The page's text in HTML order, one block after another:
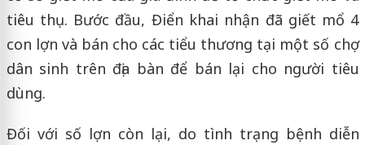
tiêu thụ. Bước đầu, Điển khai nhận đã giết mổ 4
con lợn và bán cho các tiểu thương tại một số chợ
dân sinh trên địa bàn để bán lại cho người tiêu
dùng.
Đối với số lợn còn lại, do tình trạng bệnh diễn